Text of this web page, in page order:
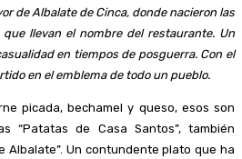
de Albalate de Cinca, donde nacieron las
llevan el nombre del restaurante. Un
en tiempos de posguerra. Con el
en el emblema de todo un pueblo.
picada, bechamel y queso, esos son
“Patatas de Casa Santos”, también
Albalate”. Un contundente plato que ha